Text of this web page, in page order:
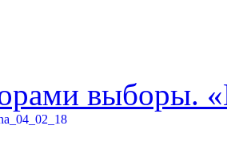
выборы.